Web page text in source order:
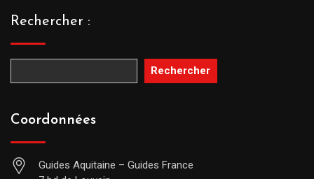
Rechercher :
Rechercher
Coordonnées
Guides Aquitaine – Guides France